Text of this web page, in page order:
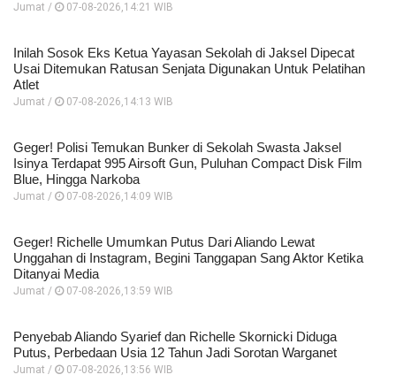
Jumat / 07-08-2026,14:21 WIB
Inilah Sosok Eks Ketua Yayasan Sekolah di Jaksel Dipecat
Usai Ditemukan Ratusan Senjata Digunakan Untuk Pelatihan
Atlet
Jumat / 07-08-2026,14:13 WIB
Geger! Polisi Temukan Bunker di Sekolah Swasta Jaksel
Isinya Terdapat 995 Airsoft Gun, Puluhan Compact Disk Film
Blue, Hingga Narkoba
Jumat / 07-08-2026,14:09 WIB
Geger! Richelle Umumkan Putus Dari Aliando Lewat
Unggahan di Instagram, Begini Tanggapan Sang Aktor Ketika
Ditanyai Media
Jumat / 07-08-2026,13:59 WIB
Penyebab Aliando Syarief dan Richelle Skornicki Diduga
Putus, Perbedaan Usia 12 Tahun Jadi Sorotan Warganet
Jumat / 07-08-2026,13:56 WIB